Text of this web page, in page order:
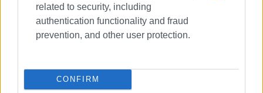
related to security, including
authentication functionality and fraud
prevention, and other user protection.
CONFIRM
Κέρκυρα: Σε πλήρη ετοιμότητα το
νέο Ανακριτικό Κλιμάκιο
Αντιμετώπισης Εγκλημάτων
Εμπρησμού (Α.Κ.Α.Ε.Ε.)